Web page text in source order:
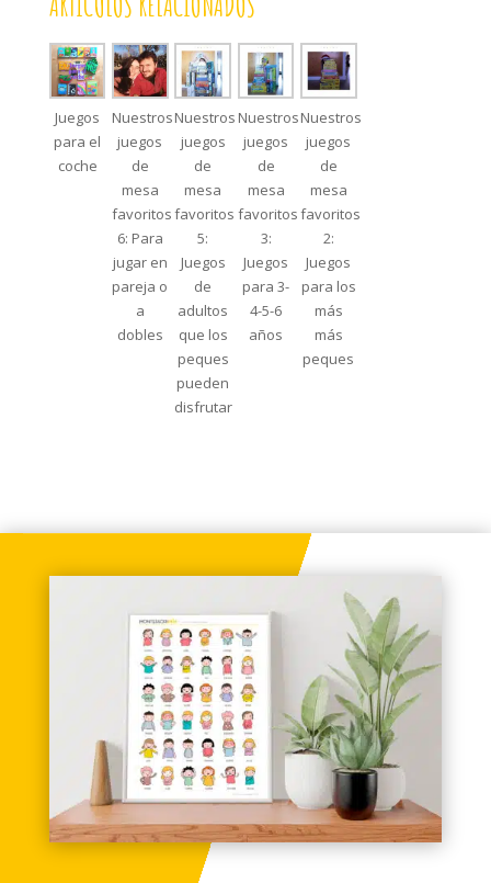
Juegos
para el
coche
Nuestros
juegos
de
mesa
favoritos
6: Para
jugar en
pareja o
a
dobles
Nuestros
juegos
de
mesa
favoritos
5:
Juegos
de
adultos
que los
peques
pueden
disfrutar
Nuestros
juegos
de
mesa
favoritos
3:
Juegos
para 3-
4-5-6
años
Nuestros
juegos
de
mesa
favoritos
2:
Juegos
para los
más
más
peques